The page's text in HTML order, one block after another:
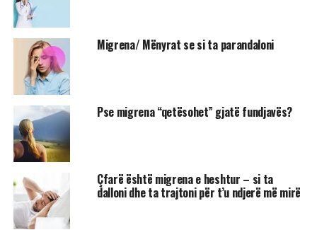
Migrena/ Mënyrat se si ta parandaloni
Pse migrena “qetësohet” gjatë fundjavës?
Çfarë është migrena e heshtur – si ta
dalloni dhe ta trajtoni për t’u ndjerë më mirë